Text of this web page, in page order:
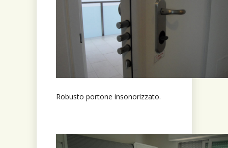
Robusto portone insonorizzato.